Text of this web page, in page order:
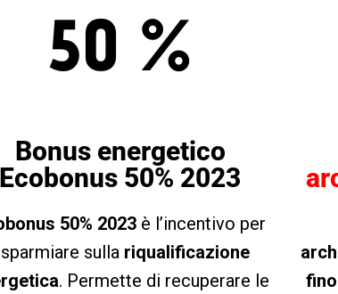
50 %
Bonus energetico
Ecobonus 50% 2023
50% 2023è l’incentivo per
sulla riqualificazione
. Permette di recuperare le